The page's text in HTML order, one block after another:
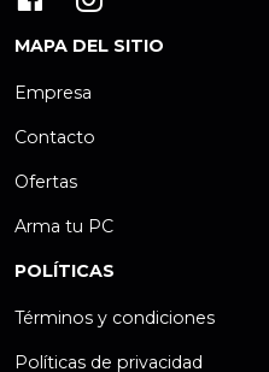
MAPA DEL SITIO
Empresa
Contacto
Ofertas
Arma tu PC
POLÍTICAS
Términos y condiciones
Políticas de privacidad